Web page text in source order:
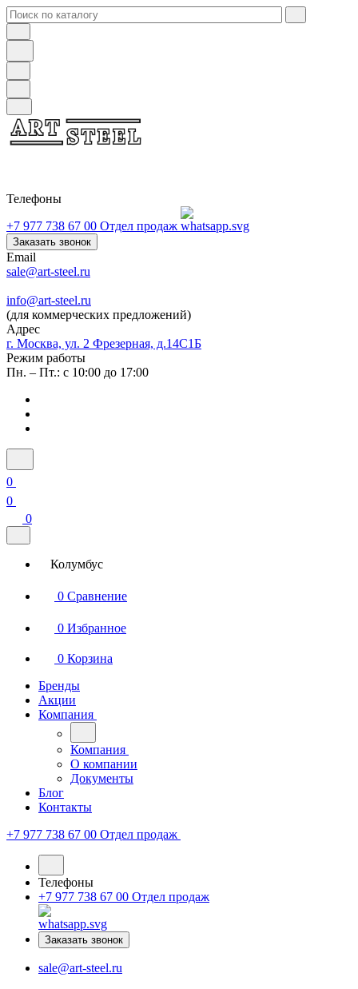
Телефоны
+7 977 738 67 00 Отдел продаж
Заказать звонок
Email
sale@art-steel.ru
info@art-steel.ru
(для коммерческих предложений)
Адрес
г. Москва, ул. 2 Фрезерная, д.14С1Б
Режим работы
Пн. – Пт.: с 10:00 до 17:00
0
0
0
Колумбус
0 Сравнение
0 Избранное
0 Корзина
Бренды
Акции
Компания
Компания
О компании
Документы
Блог
Контакты
+7 977 738 67 00 Отдел продаж
Телефоны
+7 977 738 67 00 Отдел продаж
Заказать звонок
sale@art-steel.ru